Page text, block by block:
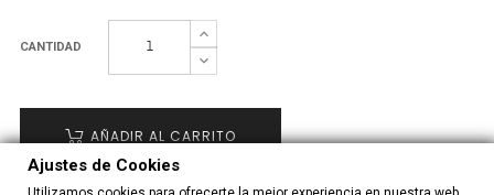
CANTIDAD
AÑADIR AL CARRITO
Ajustes de Cookies